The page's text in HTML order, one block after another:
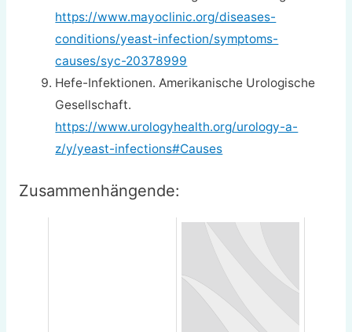
https://www.mayoclinic.org/diseases-
conditions/yeast-infection/symptoms-
causes/syc-20378999
Hefe-Infektionen. Amerikanische Urologische
Gesellschaft.
https://www.urologyhealth.org/urology-a-
z/y/yeast-infections#Causes
Zusammenhängende: